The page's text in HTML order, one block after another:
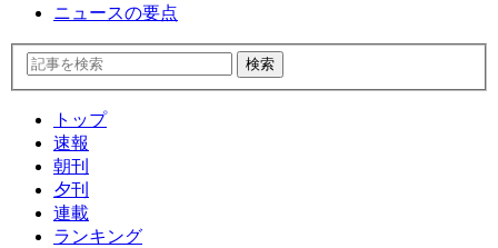
ニュースの要点
トップ
速報
朝刊
夕刊
連載
ランキング